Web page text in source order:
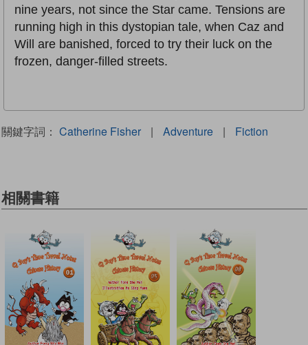
nine years, not since the Star came. Tensions are
running high in this dystopian tale, when Caz and
Will are banished, forced to try their luck on the
frozen, danger-filled streets.
關鍵字詞： Catherine Fisher | Adventure | Fiction
相關書籍